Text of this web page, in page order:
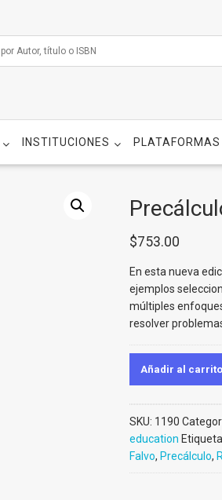
INSTITUCIONES PLATAFORMAS
$753.00
En esta nueva
ejemplos
múltiples
resolver
Añadir al carrito
SKU: 1190
education
Falvo, Precálculo,